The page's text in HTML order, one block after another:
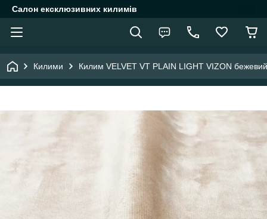
Салон ексклюзивних килимів
Килими Килим VELVET VT PLAIN LIGHT VIZON